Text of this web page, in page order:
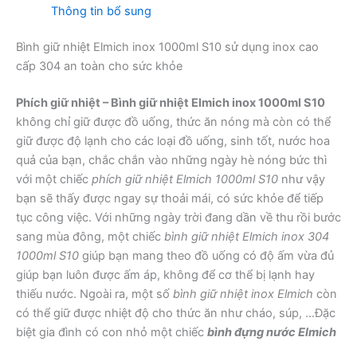
Thông tin bổ sung
Bình giữ nhiệt Elmich inox 1000ml S10 sử dụng inox cao
cấp 304 an toàn cho sức khỏe
Phích giữ nhiệt – Bình giữ nhiệt Elmich inox 1000ml S10
không chỉ giữ được đồ uống, thức ăn nóng mà còn có thể
giữ được độ lạnh cho các loại đồ uống, sinh tốt, nước hoa
quả của bạn, chắc chắn vào những ngày hè nóng bức thì
với một chiếc phích giữ nhiệt Elmich 1000ml S10 như vậy
bạn sẽ thấy được ngay sự thoải mái, có sức khỏe để tiếp
tục công việc. Với những ngày trời đang dần về thu rồi bước
sang mùa đông, một chiếc bình giữ nhiệt Elmich inox 304
1000ml S10 giúp bạn mang theo đồ uống có độ ấm vừa đủ
giúp bạn luôn được ấm áp, không để cơ thể bị lạnh hay
thiếu nước. Ngoài ra, một số bình giữ nhiệt inox Elmich còn
có thể giữ được nhiệt độ cho thức ăn như cháo, súp, …Đặc
biệt gia đình có con nhỏ một chiếc bình đựng nước Elmich